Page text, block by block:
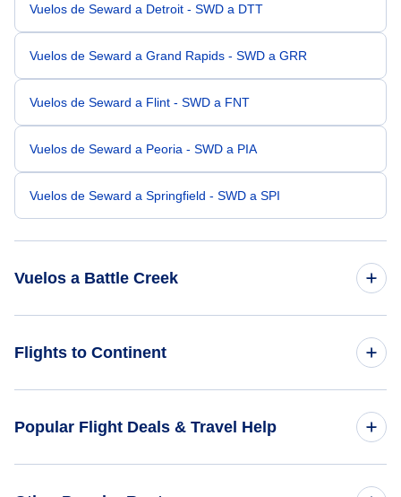
Vuelos de Seward a Detroit - SWD a DTT
Vuelos de Seward a Grand Rapids - SWD a GRR
Vuelos de Seward a Flint - SWD a FNT
Vuelos de Seward a Peoria - SWD a PIA
Vuelos de Seward a Springfield - SWD a SPI
Vuelos a Battle Creek
Vuelos de Larsen Bay a Battle Creek - KLN a BTL
Flights to Continent
Popular Flight Deals & Travel Help